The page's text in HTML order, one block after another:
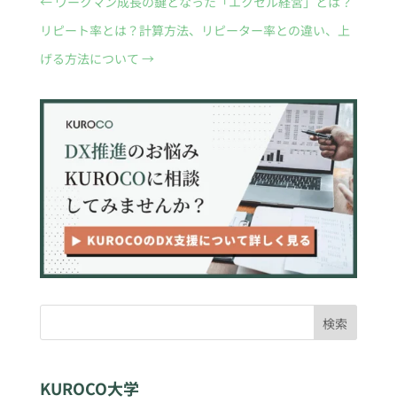
リピート率とは？計算方法、リピーター率との違い、上
げる方法について →
検索
KUROCO大学